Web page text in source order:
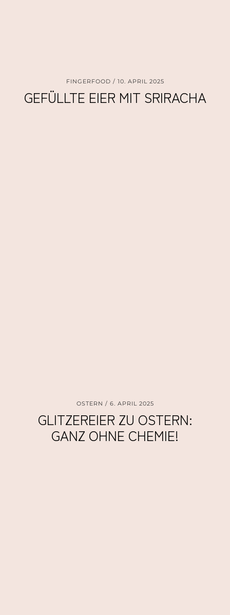
FINGERFOOD 10. APRIL 2025
GEFÜLLTE EIER MIT SRIRACHA
OSTERN 6. APRIL 2025
GLITZEREIER ZU OSTERN:
GANZ OHNE CHEMIE!